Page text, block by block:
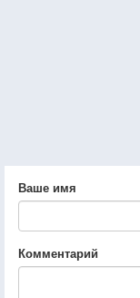
Ваше имя
Комментарий